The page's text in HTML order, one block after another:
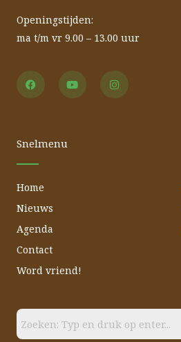
Openingstijden:
ma t/m vr 9.00 – 13.00 uur
a
o
k
o n
Snelmenu
Home
Nieuws
Agenda
Contact
Word vriend!